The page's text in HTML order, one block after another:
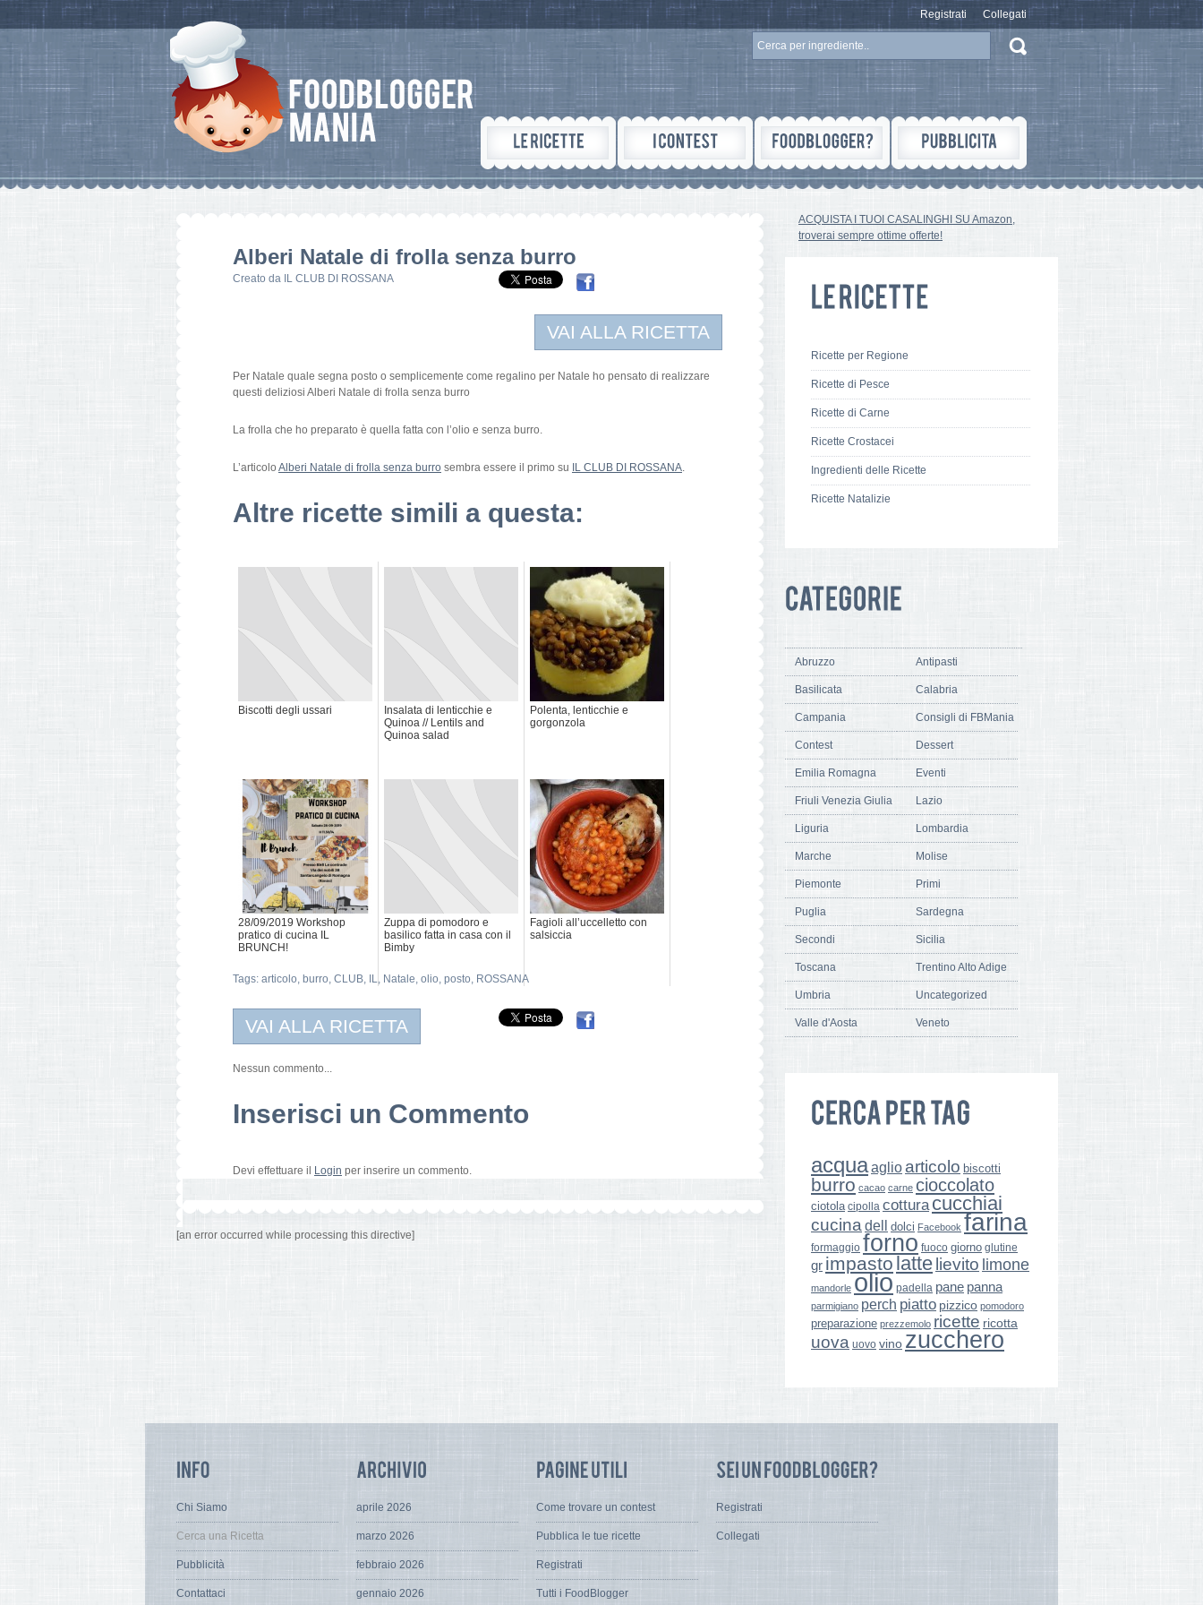
Registrati Collegati
Alberi Natale di frolla senza burro
Creato da IL CLUB DI ROSSANA
VAI ALLA RICETTA
Per Natale quale segna posto o semplicemente come regalino per Natale ho pensato di realizzare
questi deliziosi Alberi Natale di frolla senza burro
La frolla che ho preparato è quella fatta con l’olio e senza burro.
L’articolo Alberi Natale di frolla senza burro sembra essere il primo su IL CLUB DI ROSSANA.
Altre ricette simili a questa:
Biscotti degli ussari
Insalata di lenticchie e
Quinoa // Lentils and
Quinoa salad
Polenta, lenticchie e
gorgonzola
28/09/2019 Workshop
pratico di cucina IL
BRUNCH!
Zuppa di pomodoro e
basilico fatta in casa con il
Bimby
Fagioli all’uccelletto con
salsiccia
Tags: articolo, burro, CLUB, IL, Natale, olio, posto, ROSSANA
VAI ALLA RICETTA
Nessun commento...
Inserisci un Commento
Devi effettuare il Login per inserire un commento.
[an error occurred while processing this directive]
ACQUISTA I TUOI CASALINGHI SU Amazon,
troverai sempre ottime offerte!
Ricette per Regione
Ricette di Pesce
Ricette di Carne
Ricette Crostacei
Ingredienti delle Ricette
Ricette Natalizie
Abruzzo Antipasti
Basilicata Calabria
Campania Consigli di FBMania
Contest Dessert
Emilia Romagna Eventi
Friuli Venezia Giulia Lazio
Liguria Lombardia
Marche Molise
Piemonte Primi
Puglia Sardegna
Secondi Sicilia
Toscana Trentino Alto Adige
Umbria Uncategorized
Valle d'Aosta Veneto
acquaaglio articolo biscotti
burro cacao carne cioccolato
ciotola cipolla cottura cucchiai
cucina dell dolci Facebook farina
formaggio forno fuoco giorno glutine
gr impasto latte lievito limone
mandorle olio padella pane panna
parmigiano perch piatto pizzico pomodoro
preparazione prezzemolo ricette ricotta
uova uovo vino zucchero
Chi Siamo
Cerca una Ricetta
Pubblicità
Contattaci
aprile 2026
marzo 2026
febbraio 2026
gennaio 2026
Come trovare un contest
Pubblica le tue ricette
Registrati
Tutti i FoodBlogger
Registrati
Collegati